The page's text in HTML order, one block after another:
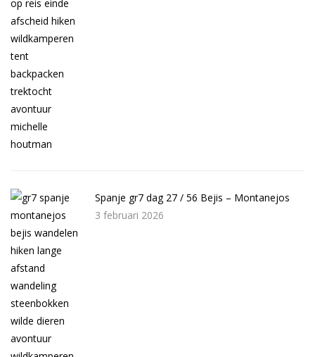
Spanje gr7 dag 27 / 56 Bejis – Montanejos
3 februari 2026